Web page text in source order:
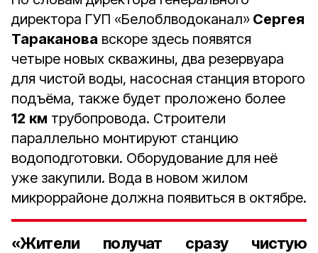
директора ГУП «Белоблводоканал» Сергея
Тараканова вскоре здесь появятся
четыре новых скважины, два резервуара
для чистой воды, насосная станция второго
подъёма, также будет проложено более
12 км трубопровода. Строители
параллельно монтируют станцию
водоподготовки. Оборудование для неё
уже закупили. Вода в новом жилом
микроррайоне должна появиться в октябре.
«Жители получат сразу чистую